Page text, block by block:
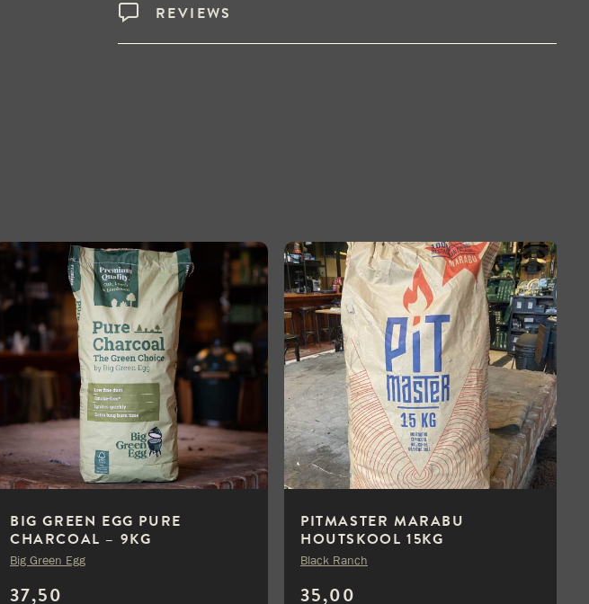
REVIEWS
BIG GREEN EGG PURE
CHARCOAL – 9KG
37,50
Big Green Egg
PITMASTER MARABU
HOUTSKOOL 15KG
35,00
Black Ranch